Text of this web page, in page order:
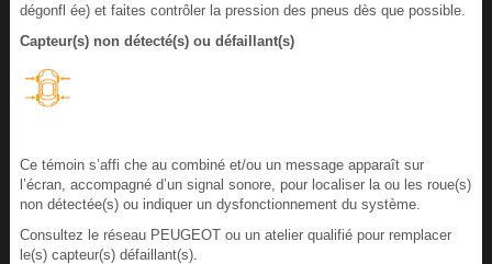
dégonfl ée) et faites contrôler la pression des pneus dès que possible.
Capteur(s) non détecté(s) ou défaillant(s)
Ce témoin s’affi che au combiné et/ou un message apparaît sur
l’écran, accompagné d’un signal sonore, pour localiser la ou les roue(s)
non détectée(s) ou indiquer un dysfonctionnement du système.
Consultez le réseau PEUGEOT ou un atelier qualifié pour remplacer
le(s) capteur(s) défaillant(s).